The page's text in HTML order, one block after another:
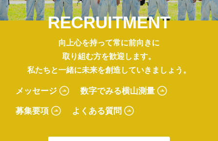
RECRUITMENT
向上心を持って常に前向きに
取り組む方を歓迎します。
私たちと一緒に未来を創造していきましょう。
メッセージ 数字でみる横山測量
募集要項 よくある質問